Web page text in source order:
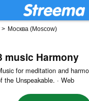
> Москва (Moscow)
music Harmony
for meditation and
the Unspeakable. · Web